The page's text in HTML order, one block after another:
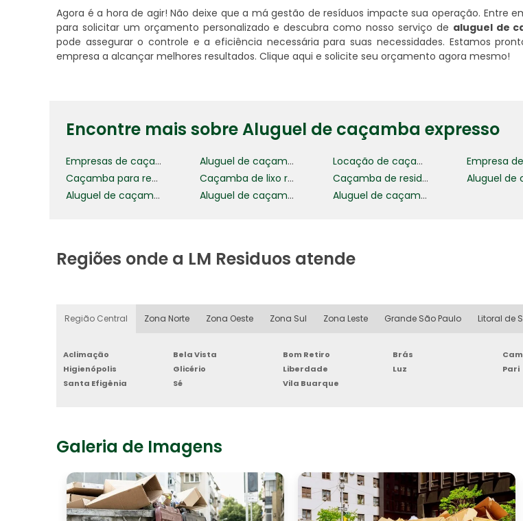
Agora é a hora de agir! Não deixe que a má gestão de resíduos impacte sua operação. Entre
para solicitar um orçamento personalizado e descubra como nosso serviço de aluguel de
pode assegurar o controle e a eficiência necessária para suas necessidades. Estamos
empresa a alcançar melhores resultados. Clique aqui e solicite seu orçamento agora mesmo!
Encontre mais sobre Aluguel de caçamba expresso
Empresas de caçambas Aluguel de caçamba para entulho Locação de caçamba de lixo
Caçamba para remoção de entulho
Caçamba de lixo reciclável Caçamba de residuos
Aluguel de caçamba de entulho
Aluguel de caçamba preço Aluguel de caçamba
Regiões onde a LM Residuos atende
Região Central Zona Norte Zona Oeste Zona Sul Zona Leste Grande São Paulo Litoral de
Aclimação Bela Vista Bom Retiro Brás
Higienópolis
Glicério Liberdade Luz Pari
Santa Efigênia
Sé Vila Buarque
Galeria de Imagens